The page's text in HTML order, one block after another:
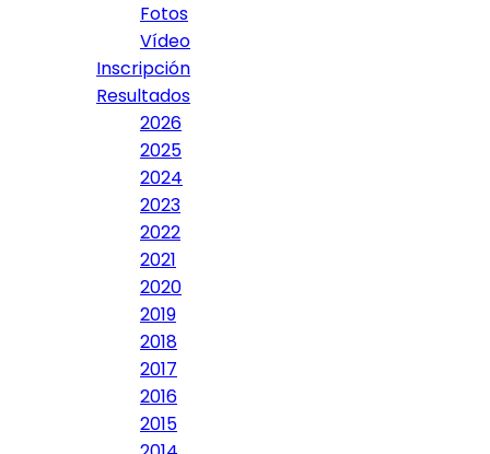
Fotos
Vídeo
Inscripción
Resultados
2026
2025
2024
2023
2022
2021
2020
2019
2018
2017
2016
2015